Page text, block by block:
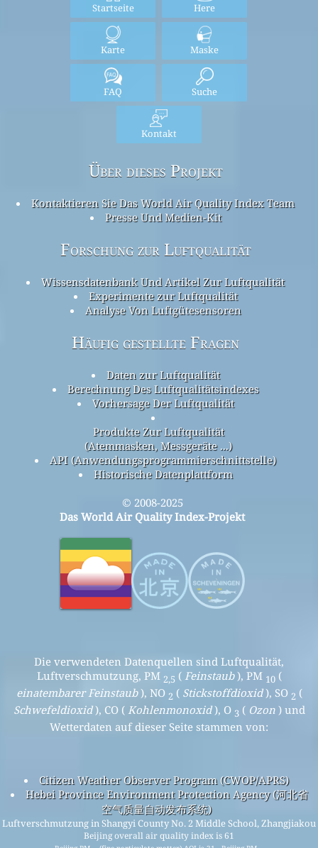
Startseite Here
Karte Maske
FAQ Suche
Kontakt
Über dieses Projekt
Kontaktieren Sie Das World Air Quality Index Team
Presse Und Medien-Kit
Forschung zur Luftqualität
Wissensdatenbank Und Artikel Zur Luftqualität
Experimente zur Luftqualität
Analyse Von Luftgütesensoren
Häufig gestellte Fragen
Daten zur Luftqualität
Berechnung Des Luftqualitätsindexes
Vorhersage Der Luftqualität
Produkte Zur Luftqualität
(Atemmasken, Messgeräte ...)
API (Anwendungsprogrammierschnittstelle)
Historische Datenplattform
© 2008-2025
Das World Air Quality Index-Projekt
Die verwendeten Datenquellen sind Luftqualität,
Luftverschmutzung, PM 2,5 ( Feinstaub), PM 10(
einatembarer Feinstaub), NO 2 ( Stickstoffdioxid), SO 2 (
Schwefeldioxid), CO ( Kohlenmonoxid), O 3 ( Ozon) und
Wetterdaten auf dieser Seite stammen von:
Citizen Weather Observer Program (CWOP/APRS)
Hebei Province Environment Protection Agency (河北省
空气质量自动发布系统)
Luftverschmutzung in Shangyi County No. 2 Middle School, Zhangjiakou
Beijing overall air quality index is 61